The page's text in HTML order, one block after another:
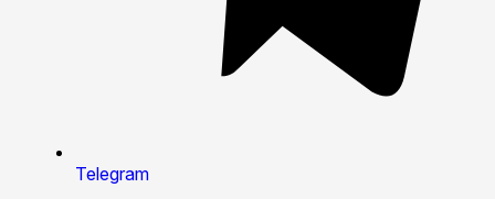
Telegram